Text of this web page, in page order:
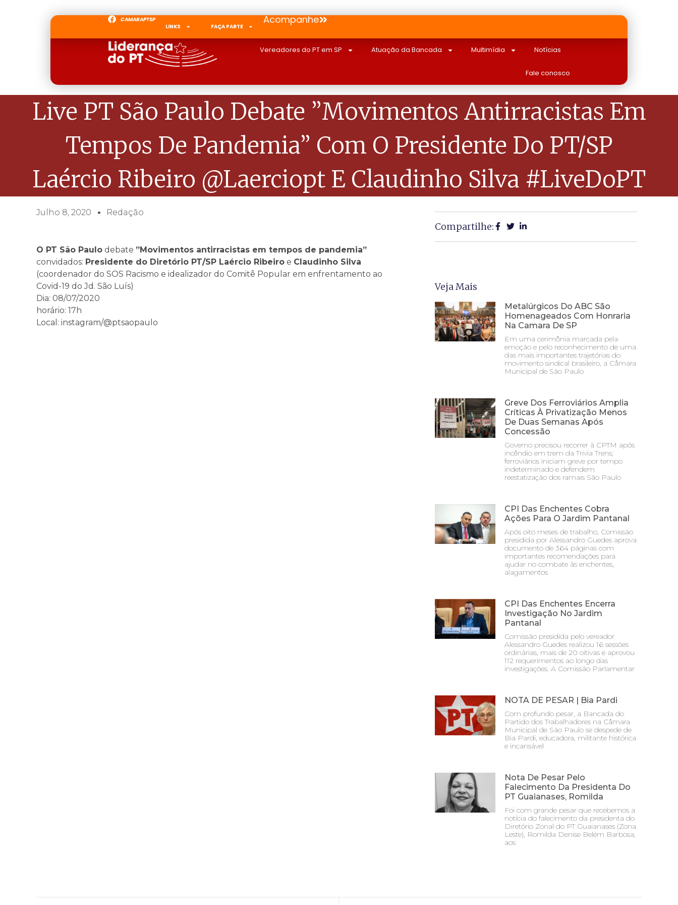
CAMARAPTSP
LINKS
FAÇA PARTE
Acompanhe
Vereadores do PT em SP Atuação da Bancada Multimídia Notícias
Fale conosco
Live PT São Paulo Debate ”Movimentos Antirracistas Em
Tempos De Pandemia” Com O Presidente Do PT/SP
Laércio Ribeiro @laerciopt E Claudinho Silva #LiveDoPT
Julho 8, 2020 Redação
O PT São Paulo debate ”Movimentos antirracistas em tempos de pandemia”
convidados: Presidente do Diretório PT/SP Laércio Ribeiro e Claudinho Silva
(coordenador do SOS Racismo e idealizador do Comitê Popular em enfrentamento ao
Covid-19 do Jd. São Luís)
Dia: 08/07/2020
horário: 17h
Local: instagram/@ptsaopaulo
Compartilhe:
Veja Mais
Metalúrgicos Do ABC São
Homenageados Com Honraria
Na Camara De SP
Em uma cerimônia marcada pela
emoção e pelo reconhecimento de uma
das mais importantes trajetórias do
movimento sindical brasileiro, a Câmara
Municipal de São Paulo
Greve Dos Ferroviários Amplia
Críticas À Privatização Menos
De Duas Semanas Após
Concessão
Governo precisou recorrer à CPTM após
incêndio em trem da Trivia Trens;
ferroviários iniciam greve por tempo
indeterminado e defendem
reestatização dos ramais São Paulo
CPI Das Enchentes Cobra
Ações Para O Jardim Pantanal
Após oito meses de trabalho, Comissão
presidida por Alessandro Guedes aprova
documento de 364 páginas com
importantes recomendações para
ajudar no combate às enchentes,
alagamentos
CPI Das Enchentes Encerra
Investigação No Jardim
Pantanal
Comissão presidida pelo vereador
Alessandro Guedes realizou 16 sessões
ordinárias, mais de 20 oitivas e aprovou
112 requerimentos ao longo das
investigações. A Comissão Parlamentar
NOTA DE PESAR | Bia Pardi
Com profundo pesar, a Bancada do
Partido dos Trabalhadores na Câmara
Municipal de São Paulo se despede de
Bia Pardi, educadora, militante histórica
e incansável
Nota De Pesar Pelo
Falecimento Da Presidenta Do
PT Guaianases, Romilda
Foi com grande pesar que recebemos a
notícia do falecimento da presidenta do
Diretório Zonal do PT Guaianases (Zona
Leste), Romilda Denise Belém Barbosa,
aos